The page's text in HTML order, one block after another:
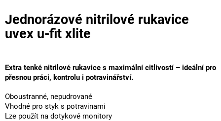
Jednorázové nitrilové rukavice
uvex u-fit xlite
Extra tenké nitrilové rukavice s maximální citlivostí – ideální pro
přesnou práci, kontrolu i potravinářství.
Oboustranné, nepudrované
Vhodné pro styk s potravinami
Lze použít na dotykové monitory